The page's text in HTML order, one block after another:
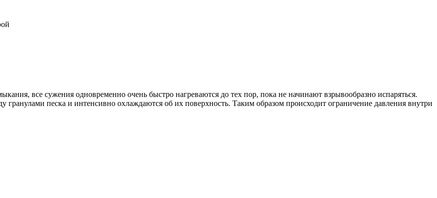
все сужения одновременно очень быстро нагреваются до тех пор, пока не начинают взрывообразно испаряться.
песка и интенсивно охлаждаются об их поверхность. Таким образом происходит ограничение давления внутри